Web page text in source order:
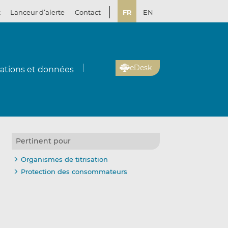
Lanceur d’alerte Contact FR EN
et données eDesk
Pertinent pour
Organismes de titrisation
Protection des consommateurs